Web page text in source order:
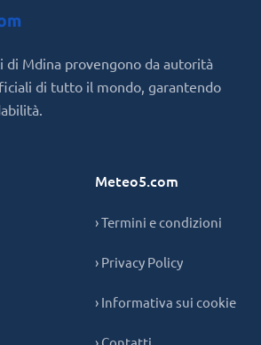
di Mdina provengono da autorità
di tutto il mondo, garantendo
Meteo5.com
› Termini e condizioni
› Privacy Policy
› Informativa sui cookie